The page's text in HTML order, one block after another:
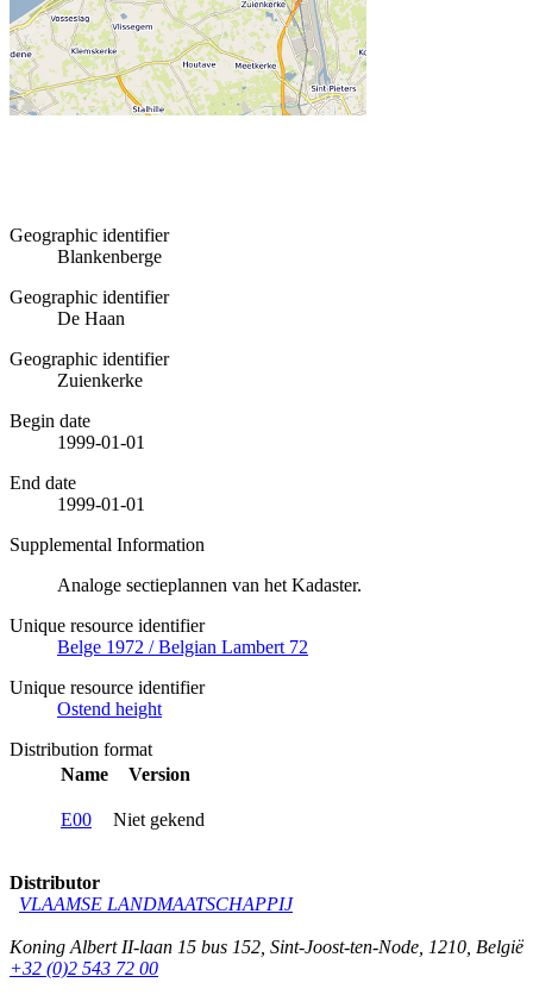
Geographic identifier
Blankenberge
Geographic identifier
De Haan
Geographic identifier
Zuienkerke
Begin date
1999-01-01
End date
1999-01-01
Supplemental Information
Analoge sectieplannen van het Kadaster.
Unique resource identifier
Belge 1972 / Belgian Lambert 72
Unique resource identifier
Ostend height
Distribution format
Name
Version
E00 Niet gekend
Distributor
VLAAMSE LANDMAATSCHAPPIJ
Koning Albert II-laan 15 bus 152 Sint-Joost-ten-Node 1210 België
+32 (0)2 543 72 00